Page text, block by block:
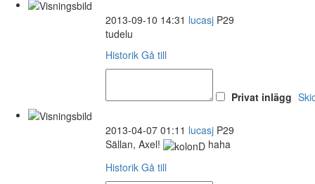
2013-09-10 14:31 lucasj P29
tudelu
Historik Gå till
Privat inlägg
2013-04-07 01:11 lucasj P29
Sällan, Axel!
haha
Historik Gå till